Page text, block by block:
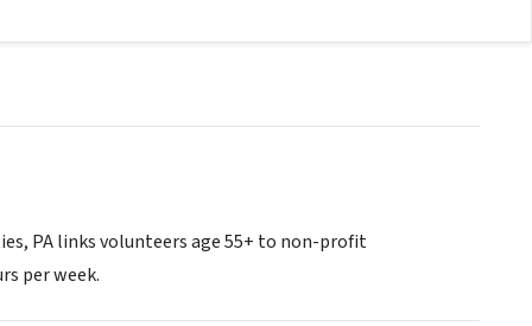
PA links volunteers age 55+ to non-profit
per week.